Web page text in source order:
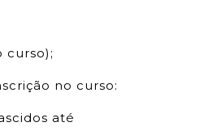
curso);
no curso:
até